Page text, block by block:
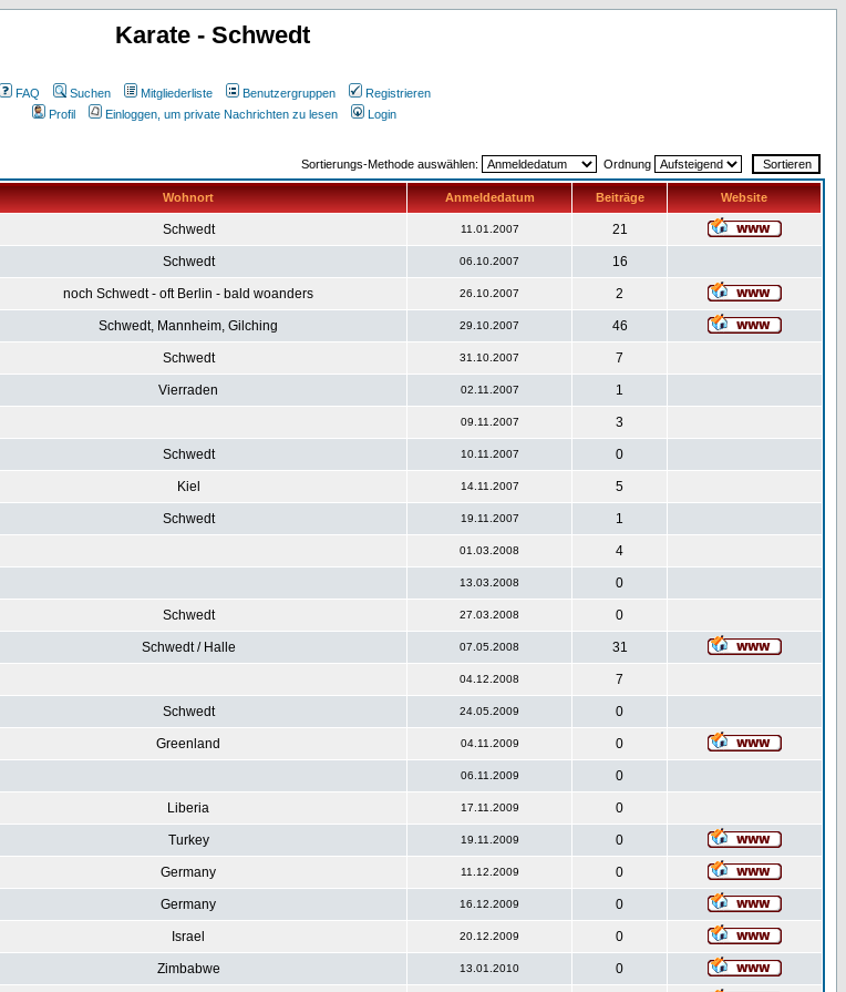
Karate - Schwedt
FAQ Suchen Mitgliederliste Benutzergruppen
Registrieren
Profil
Einloggen, um private Nachrichten zu lesen Login
Sortierungs-Methode auswählen: Ordnung
Wohnort Anmeldedatum Beiträge Website
Schwedt 11.01.2007 21
Schwedt 06.10.2007 16
noch Schwedt - oft Berlin - bald woanders 26.10.2007 2
Schwedt, Mannheim, Gilching 29.10.2007 46
Schwedt 31.10.2007 7
Vierraden 02.11.2007 1
09.11.2007 3
Schwedt 10.11.2007 0
Kiel 14.11.2007 5
Schwedt 19.11.2007 1
01.03.2008 4
13.03.2008 0
Schwedt 27.03.2008 0
Schwedt / Halle 07.05.2008 31
04.12.2008 7
Schwedt 24.05.2009 0
Greenland 04.11.2009 0
06.11.2009 0
Liberia 17.11.2009 0
Turkey 19.11.2009 0
Germany 11.12.2009 0
Germany 16.12.2009 0
Israel 20.12.2009 0
Zimbabwe 13.01.2010 0